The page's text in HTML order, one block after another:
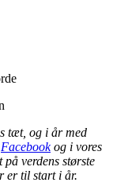
tæt, og i år med
Facebookog i vores
verdens største
er til start i år.